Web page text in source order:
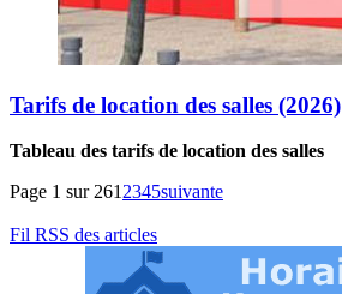
Tarifs de location des salles (2026)
Tableau des tarifs de location des salles
Page 1 sur 261 2345suivante
Fil RSS des articles